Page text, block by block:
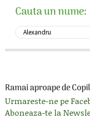
Cauta un nume:
Ramai aproape de
Urmareste-ne pe
Aboneaza-te la